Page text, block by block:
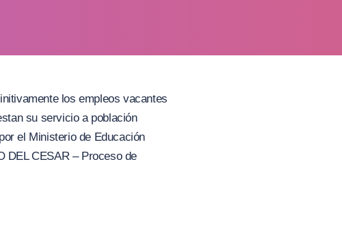
los empleos vacantes
su servicio a población
el Ministerio de Educación
DEL CESAR – Proceso de